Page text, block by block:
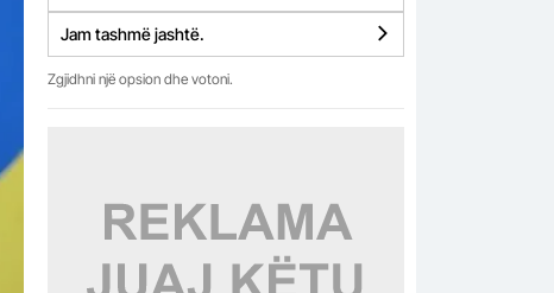
Jam tashmë jashtë.
Zgjidhni një opsion dhe votoni.